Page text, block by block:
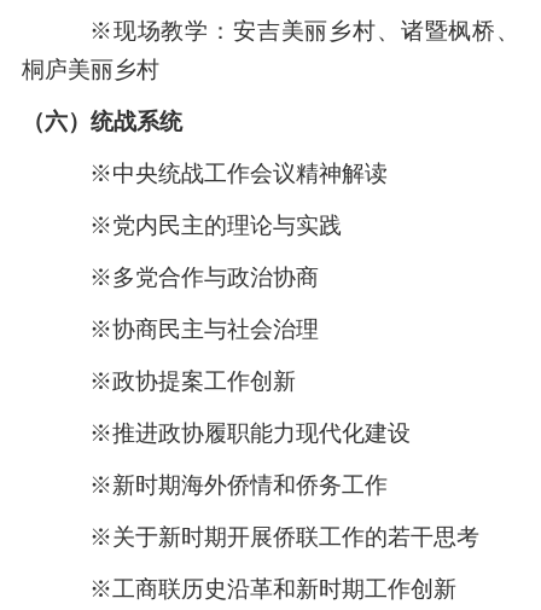
※现场教学：安吉美丽乡村、诸暨枫桥、
桐庐美丽乡村
（六）统战系统
※中央统战工作会议精神解读
※党内民主的理论与实践
※多党合作与政治协商
※协商民主与社会治理
※政协提案工作创新
※推进政协履职能力现代化建设
※新时期海外侨情和侨务工作
※关于新时期开展侨联工作的若干思考
※工商联历史沿革和新时期工作创新